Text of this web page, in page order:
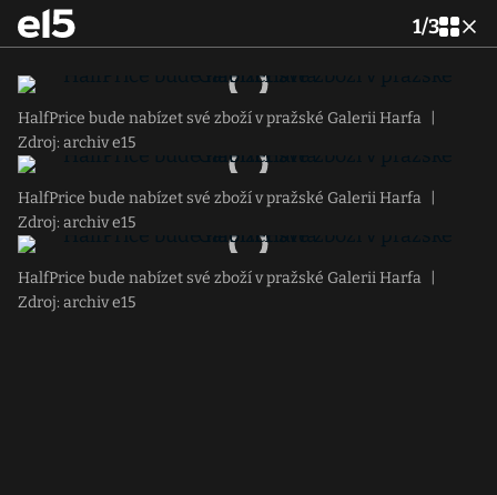
1/3
HalfPrice bude nabízet své zboží v pražské Galerii Harfa
Zdroj: archiv e15
HalfPrice bude nabízet své zboží v pražské Galerii Harfa
Zdroj: archiv e15
HalfPrice bude nabízet své zboží v pražské Galerii Harfa
Zdroj: archiv e15